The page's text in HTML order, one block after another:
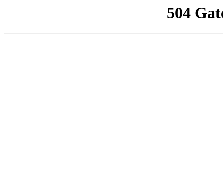
504